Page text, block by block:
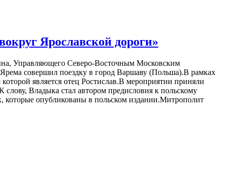
Ярославской дороги»
Управляющего Северо-Восточным Московским
совершил поездку в город Варшаву (Польша).В рамках
является отец Ростислав.В мероприятии приняли
Владыка стал автором предисловия к польскому
которые опубликованы в польском издании.Митрополит